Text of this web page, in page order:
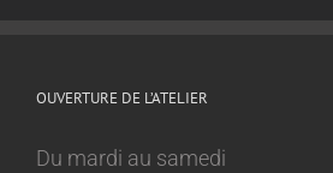
OUVERTURE DE L’ATELIER
Du mardi au samedi